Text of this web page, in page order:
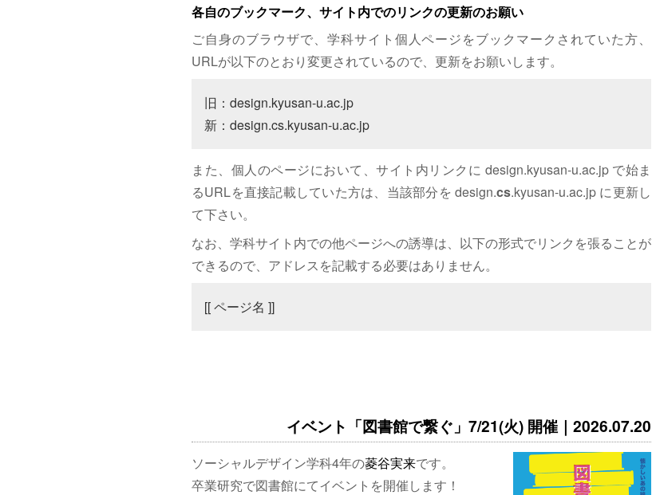
各自のブックマーク、サイト内でのリンクの更新のお願い
ご自身のブラウザで、学科サイト個人ページをブックマークされていた方、
URLが以下のとおり変更されているので、更新をお願いします。
旧：design.kyusan-u.ac.jp
新：design.cs.kyusan-u.ac.jp
また、個人のページにおいて、サイト内リンクに design.kyusan-u.ac.jp で始ま
るURLを直接記載していた方は、当該部分を design.cs.kyusan-u.ac.jp に更新し
て下さい。
なお、学科サイト内での他ページへの誘導は、以下の形式でリンクを張ることが
できるので、アドレスを記載する必要はありません。
[[ ページ名 ]]
イベント「図書館で繋ぐ」7/21(火) 開催｜2026.07.20
ソーシャルデザイン学科4年の菱谷実来です。
卒業研究で図書館にてイベントを開催します！